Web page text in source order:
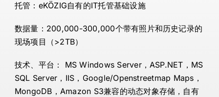
托管：eKÖZIG自有的IT托管基础设施
数据量：200,000-300,000个带有照片和历史记录的
现场项目（>2TB）
技术、平台： MS Windows Server，ASP.NET，MS
SQL Server，IIS，Google/Openstreetmap Maps，
MongoDB，Amazon S3兼容的动态对象存储，自有